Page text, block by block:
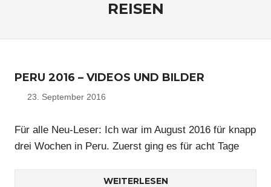
PHOTO
um
Kameraequipment
und
und
Fotoausflüge.
REISEN
PERU 2016 – VIDEOS UND BILDER
23. September 2016
Für alle Neu-Leser: Ich war im August 2016 für knapp
drei Wochen in Peru. Zuerst ging es für acht Tage
WEITERLESEN